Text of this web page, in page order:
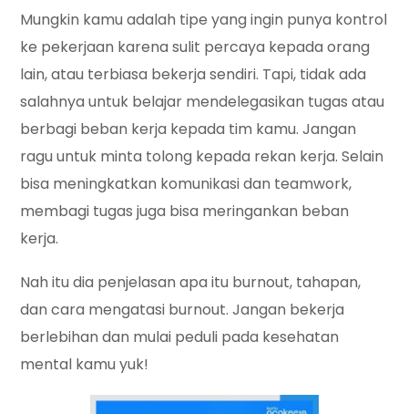
Mungkin kamu adalah tipe yang ingin punya kontrol
ke pekerjaan karena sulit percaya kepada orang
lain, atau terbiasa bekerja sendiri. Tapi, tidak ada
salahnya untuk belajar mendelegasikan tugas atau
berbagi beban kerja kepada tim kamu. Jangan
ragu untuk minta tolong kepada rekan kerja. Selain
bisa meningkatkan komunikasi dan teamwork,
membagi tugas juga bisa meringankan beban
kerja.
Nah itu dia penjelasan apa itu burnout, tahapan,
dan cara mengatasi burnout. Jangan bekerja
berlebihan dan mulai peduli pada kesehatan
mental kamu yuk!